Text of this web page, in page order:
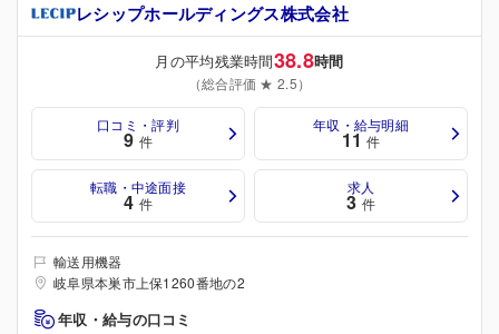
レシップホールディングス株式会社
月の平均残業時間38.8時間
（総合評価 ★ 2.5）
口コミ・評判
9 件
年収・給与明細
11 件
転職・中途面接
4 件
求人
3 件
輸送用機器
岐阜県本巣市上保1260番地の2
年収・給与の口コミ